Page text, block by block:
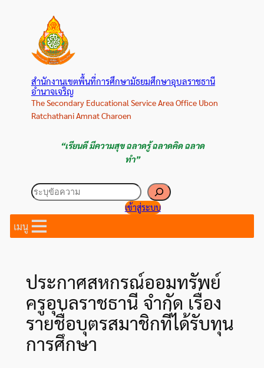
สำนักงานเขตพื้นที่การศึกษามัธยมศึกษาอุบลราชธานี
อำนาจเจริญ
The Secondary Educational Service Area Office Ubon
Ratchathani Amnat Charoen
“เรียนดี มีความสุข ฉลาดรู้ ฉลาดคิด ฉลาด
ทำ”
ค้นหา
เข้าสู่ระบบ
เมนู
ประกาศสหกรณ์ออมทรัพย์
ครูอุบลราชธานี จำกัด เรื่อง
รายชื่อบุตรสมาชิกที่ได้รับทุน
การศึกษา